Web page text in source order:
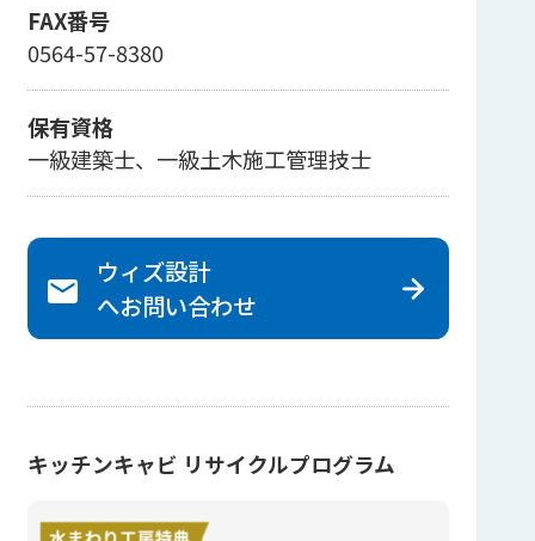
FAX番号
0564-57-8380
保有資格
一級建築士、一級土木施工管理技士
ウィズ設計
へお問い合わせ
キッチンキャビ リサイクルプログラム